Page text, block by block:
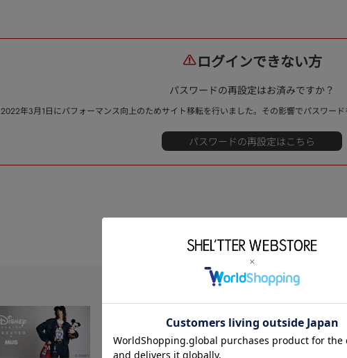
ログインできない方
パスワードの再設定はお済みですか？
2022年3月1日にパフォーマンス向上のためサイト移転を行いました。その影響でパスワード